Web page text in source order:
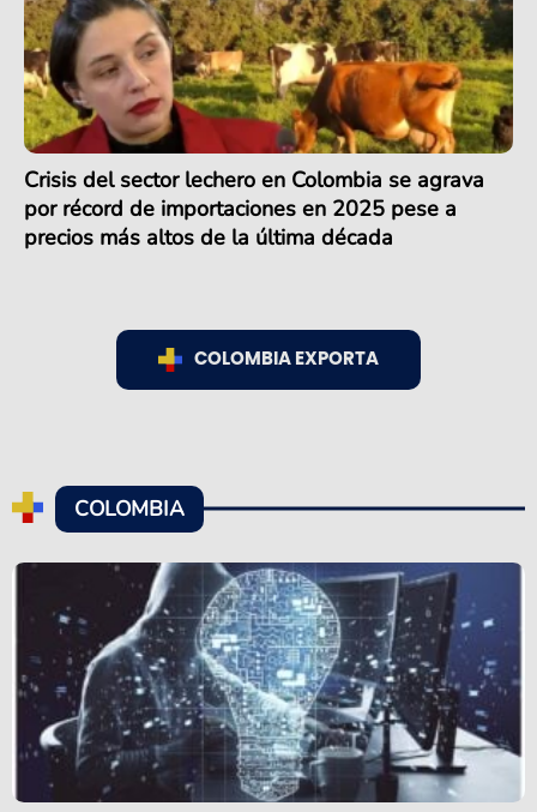
Crisis del sector lechero en Colombia se agrava
por récord de importaciones en 2025 pese a
precios más altos de la última década
COLOMBIA EXPORTA
COLOMBIA